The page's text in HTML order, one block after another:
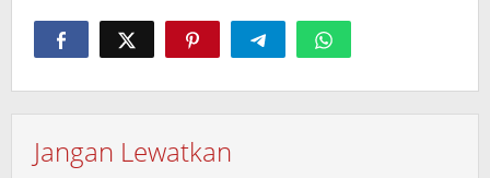
Jangan Lewatkan